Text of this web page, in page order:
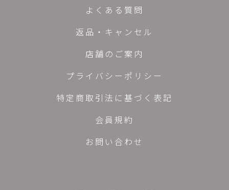
よくある質問
返品・キャンセル
店舗のご案内
プライバシーポリシー
特定商取引法に基づく表記
会員規約
お問い合わせ